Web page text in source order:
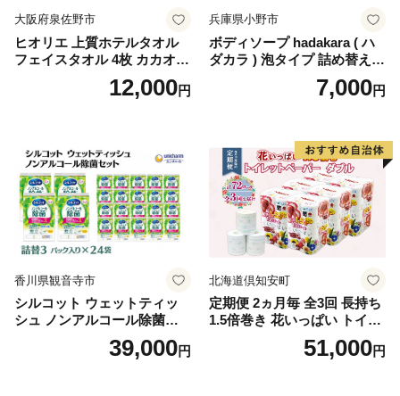
大阪府泉佐野市
ヒオリエ 上質ホテルタオル
フェイスタオル 4枚 カカオ
【タオル 泉州タオル 吸水 普
段使い 無地 シンプル 日用品
12,000円
兵庫県小野市
ボディソープ hadakara ( ハ
ダカラ ) 泡タイプ 詰め替え 4
40ml×4袋 ボディーソープ 泡
ボディソープ 泡 日用品 消耗
泡石鹸 石鹸 兵庫 兵庫県 小野
7,000円
香川県観音寺市
シルコット ウェットティッ
シュ ノンアルコール除菌詰
替（43枚×3P）×24袋 日用品
おもちゃ 拭き取り 手拭き 外
39,000円
北海道倶知安町
定期便 2ヵ月毎 全3回 長持ち
1.5倍巻き 花いっぱい トイレ
ットペーパー ダブル 45ｍ 計
72ロール 全18種 花柄 プリン
51,000円